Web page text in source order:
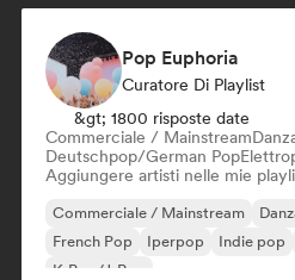
Pop Euphoria
Curatore Di Playlist
&gt; 1800 risposte date
Commerciale / Mainstream
Deutschpop/German Pop
Aggiungere artisti nelle mie
Commerciale / Mainstream
French Pop
Iperpop Indie pop
K-Pop/J-Pop